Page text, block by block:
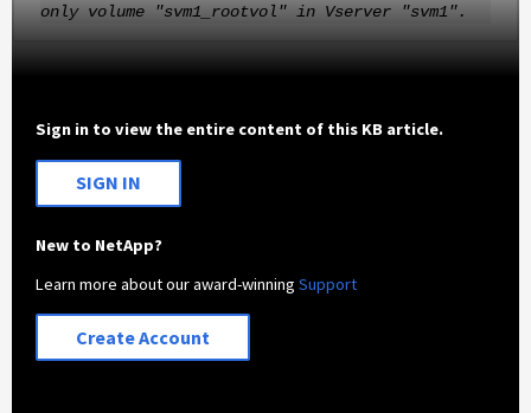
only volume "svm1_rootvol" in Vserver "svm1".
Sign in to view the entire content of this KB article.
SIGN IN
New to NetApp?
Learn more about our award-winningSupport
Create Account